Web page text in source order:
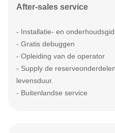
After-sales service
- Installatie- en
- Gratis debuggen
- Opleiding van de operator
- Supply de
levensduur.
- Buitenlandse service